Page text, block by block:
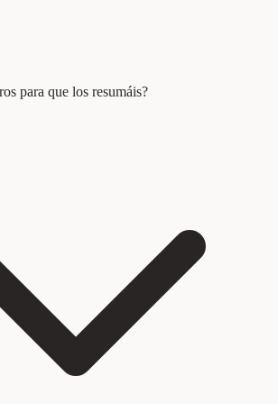
para que los resumáis?